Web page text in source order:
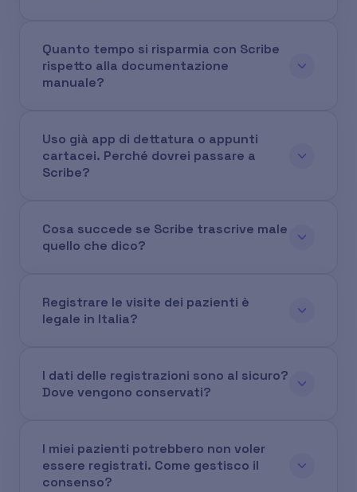
Quanto tempo si risparmia con Scribe
rispetto alla documentazione
manuale?
Uso già app di dettatura o appunti
cartacei. Perché dovrei passare a
Scribe?
Cosa succede se Scribe trascrive male
quello che dico?
Registrare le visite dei pazienti è
legale in Italia?
I dati delle registrazioni sono al sicuro?
Dove vengono conservati?
I miei pazienti potrebbero non voler
essere registrati. Come gestisco il
consenso?